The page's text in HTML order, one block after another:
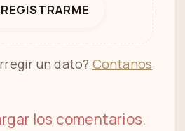
un dato? Contanos
los comentarios.